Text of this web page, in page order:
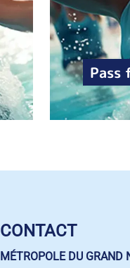
Pass
CONTACT
MÉTROPOLE DU GRAND